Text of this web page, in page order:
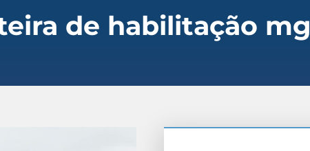
de habilitação mg